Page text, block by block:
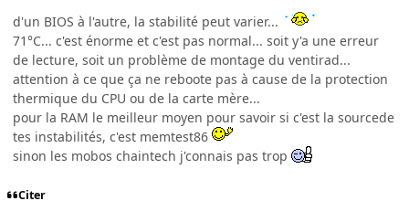
d'un BIOS à l'autre, la stabilité peut varier...
71°C... c'est énorme et c'est pas normal... soit y'a une erreur
de lecture, soit un problème de montage du ventirad...
attention à ce que ça ne reboote pas à cause de la protection
thermique du CPU ou de la carte mère...
pour la RAM le meilleur moyen pour savoir si c'est la sourcede
tes instabilités, c'est memtest86
sinon les mobos chaintech j'connais pas trop
Citer